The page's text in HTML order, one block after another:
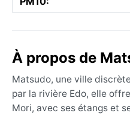
À propos de
Matsudo, une ville
par la rivière Edo, elle
Mori, avec ses étangs et